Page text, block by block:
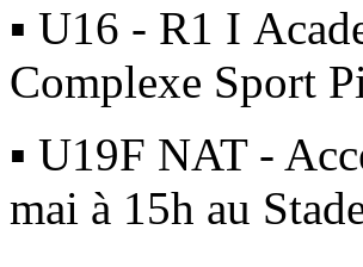
▪ U16 - R1 I
Complexe Sport
▪ U19F NAT -
mai à 15h au